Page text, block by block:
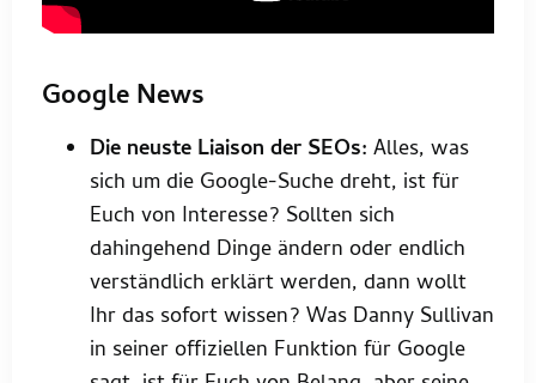
Google News
Die neuste Liaison der SEOs: Alles, was
sich um die Google-Suche dreht, ist für
Euch von Interesse? Sollten sich
dahingehend Dinge ändern oder endlich
verständlich erklärt werden, dann wollt
Ihr das sofort wissen? Was Danny Sullivan
in seiner offiziellen Funktion für Google